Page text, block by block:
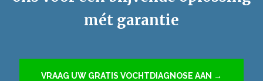
mét garantie
VRAAG UW GRATIS VOCHTDIAGNOSE AAN →